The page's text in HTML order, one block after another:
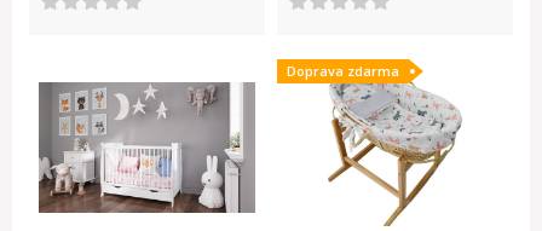
Doprava zdarma